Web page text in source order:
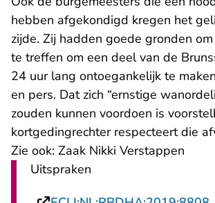
hebben afgekondigd kregen het
zijde. Zij hadden goede gronden
te treffen om een deel van de
24 uur lang ontoegankelijk te
en pers. Dat zich “ernstige
zouden kunnen voordoen is
kortgedingrechter respecteert die
Zie ook: Zaak Nikki Verstappen
Uitspraken